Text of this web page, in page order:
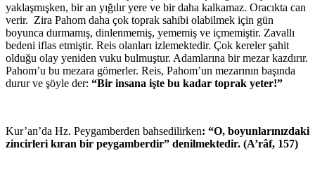
yaklaşmışken, bir an yığılır yere ve bir daha kalkamaz. Oracıkta can
verir. Zira Pahom daha çok toprak sahibi olabilmek için gün
boyunca durmamış, dinlenmemiş, yememiş ve içmemiştir. Zavallı
bedeni iflas etmiştir. Reis olanları izlemektedir. Çok kereler şahit
olduğu olay yeniden vuku bulmuştur. Adamlarına bir mezar kazdırır.
Pahom’u bu mezara gömerler. Reis, Pahom’un mezarının başında
durur ve şöyle der: “Bir insana işte bu kadar toprak yeter!”
Kur’an’da Hz. Peygamberden bahsedilirken: “O, boyunlarınızdaki
zincirleri kıran bir peygamberdir” denilmektedir. (A’râf, 157)